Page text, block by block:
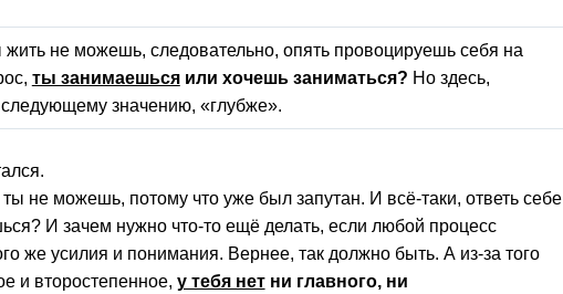
жить не можешь, следовательно, опять провоцируешь себя на
ты занимаешьсяили хочешь заниматься? Но здесь,
значению, «глубже».
не можешь, потому что уже был запутан. И всё-таки, ответь себе
И зачем нужно что-то ещё делать, если любой процесс
же усилия и понимания. Вернее, так должно быть. А из-за того
и второстепенное, у тебя нетни главного, ни